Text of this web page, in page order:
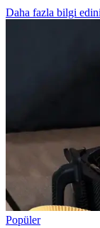
Daha fazla bilgi
Popüler